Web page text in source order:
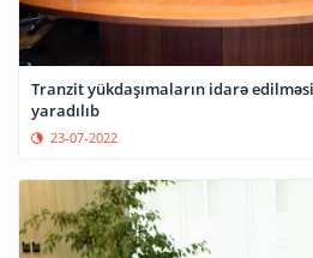
Tranzit yükdaşımaların idarə
yaradılıb
23-07-2022